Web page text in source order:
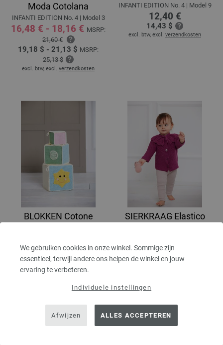
We gebruiken cookies in onze winkel. Sommige zijn
essentieel, terwijl andere ons helpen de winkel en jouw
ervaring te verbeteren.
Individuele instellingen
Afwijzen ALLES ACCEPTEREN
Moda Cotolana
INFANTI EDITION No. 4 | Model 3
16,48 € - 18,16 € MSRP:
21,60 €
19,18 $ - 21,13 $ MSRP:
25,13 $
excl. btw, excl. verzendkosten
INFANTI EDITION No. 4 | Model 9
12,40 €
14,43 $
excl. btw, excl. verzendkosten
BLOKKEN Cotone
42,16 €
49,06 $
excl. btw, excl.verzendkosten
SIERKRAAG Elastico
4,16 €
4,84 $